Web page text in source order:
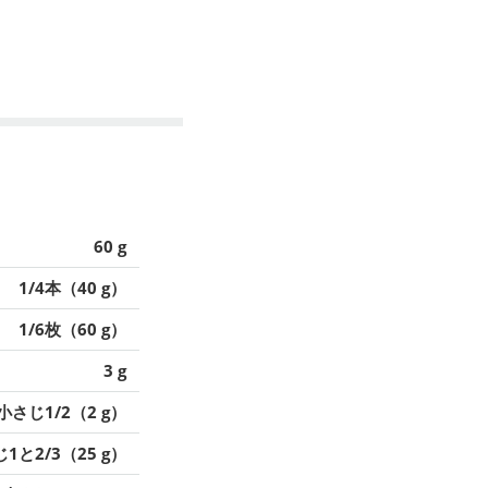
60 g
1/4本（40 g）
1/6枚（60 g）
3 g
さじ1/2（2 g）
1と2/3（25 g）